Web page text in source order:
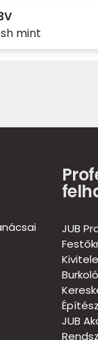
mint
JUB
JUB